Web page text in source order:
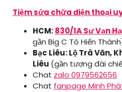
Tiệm sửa chữa điện thoại
HCM:830/1A Sư Vạn
gần Big C Tô Hiến
Bạc Liêu: Lộ Trà Văn,
Liêu (gần tượng đài
Chat zalo 0979562656
Chat fanpage Minh